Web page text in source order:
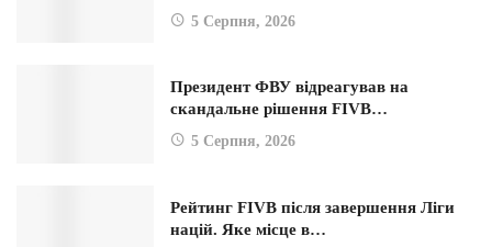
5 Серпня, 2026
Президент ФВУ відреагував на
скандальне рішення FIVB…
5 Серпня, 2026
Рейтинг FIVB після завершення Ліги
націй. Яке місце в…